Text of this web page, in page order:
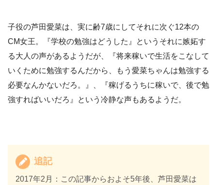
子役の芦田愛菜は、実に齢7歳にしてそれに次ぐ12本の
CM女王。『学校の勉強はどうした』というそれに嫉妬す
る大人の声があるようだが、『将来稼いで生活をこなして
いくために勉強するんだから、もう愛菜ちゃんは勉強する
必要なんかないだろ。』、『稼げるうちに稼いで、後で勉
強すればいいだろ』という冷静な声もあるようだ。
追記
2017年2月：この記事からおよそ5年後、芦田愛菜は